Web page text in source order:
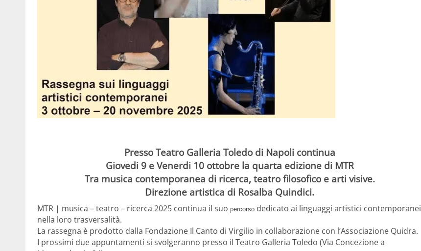
Presso Teatro Galleria Toledo di Napoli continua
Giovedi 9 e Venerdi 10 ottobre la quarta edizione di MTR
Tra musica contemporanea di ricerca, teatro filosofico e arti visive.
Direzione artistica di Rosalba Quindici.
MTR | musica – teatro – ricerca 2025 continua il suo percorso dedicato ai linguaggi artistici contemporanei
nella loro trasversalità.
La rassegna è prodotto dalla Fondazione Il Canto di Virgilio in collaborazione con l’Associazione Quidra.
I prossimi due appuntamenti si svolgeranno presso il Teatro Galleria Toledo (Via Concezione a